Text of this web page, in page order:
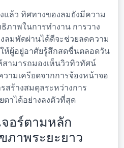
แล้ว ทิศทางของลมยังมีความ
ภาพในการทำงาน การวาง
ลมพัดผ่านได้ดีจะช่วยลดความ
ห้ผู้อยู่อาศัยรู้สึกสดชื่นตลอดวัน
ามารถมองเห็นวิวทิวทัศน์
ามเครียดจากการจ้องหน้าจอ
สร้างสมดุลระหว่างการ
าได้อย่างลงตัวที่สุด
จอร์ตามหลัก
ภาพระยะยาว